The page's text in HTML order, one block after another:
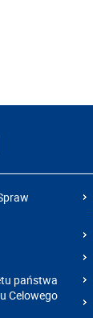
państwa
Celowego